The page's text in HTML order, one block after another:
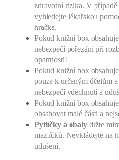
zdravotní rizika. V
vyhledejte lékařskou
hračka.
Pokud knižní box obsahuje
nebezpečí pořezání při
opatrnosti!
Pokud knižní box obsahuje
pouze k určeným účelům
nebezpečí vdechnutí a
Pokud knižní box obsahuje
obsahovat malé části a
Pytlíčky a obaly držte
mazlíčků. Nevkládejte na
udušení.